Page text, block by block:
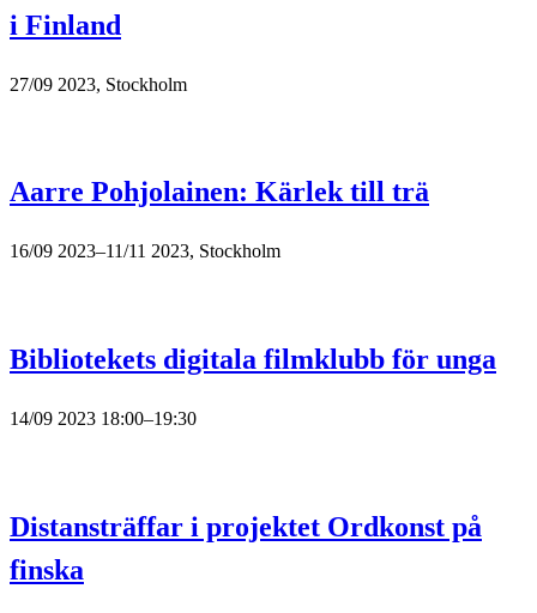
i Finland
27/09 2023, Stockholm
Aarre Pohjolainen: Kärlek till trä
16/09 2023–11/11 2023, Stockholm
Bibliotekets digitala filmklubb för unga
14/09 2023 18:00–19:30
Distansträffar i projektet Ordkonst på
finska